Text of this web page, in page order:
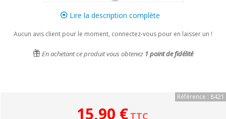
Lire la description complète
Aucun avis client pour le moment, connectez-vous pour en laisser un !
En achetant ce produit vous obtenez 1 point de fidélité
Référence : 8421
15,90 € TTC